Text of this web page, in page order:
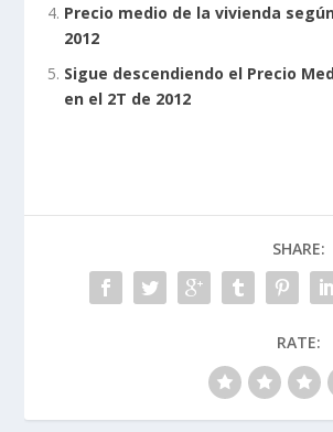
Precio medio de la vivienda
2012
Sigue descendiendo el Precio
en el 2T de 2012
SHARE:
RATE: